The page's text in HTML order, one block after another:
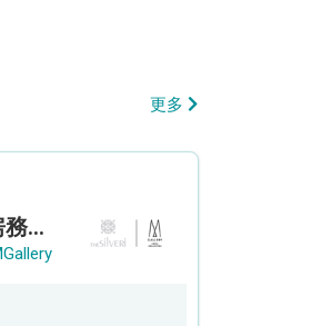
更多
Room Attendant 房務員 (Accor Hotel)